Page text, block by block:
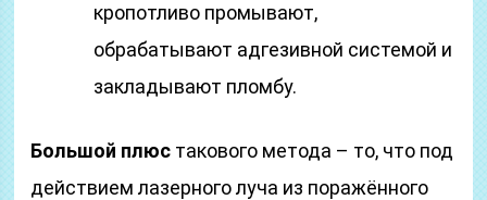
кропотливо промывают,
обрабатывают адгезивной системой и
закладывают пломбу.
Большой плюс такового метода – то, что под
действием лазерного луча из поражённого